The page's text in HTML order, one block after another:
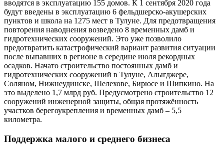
вводятся в эксплуатацию 155 домов. К 1 сентября 2020 года
будут введены в эксплуатацию 6 фельдшерско-акушерских
пунктов и школа на 1275 мест в Тулуне. Для предотвращения
повторения наводнения возведено 8 временных дамб и
гидротехнических сооружений. Это уже позволило
предотвратить катастрофический вариант развития ситуации
после выпавших в регионе в середине июля рекордных
осадков. Начато строительство постоянных дамб и
гидротехнических сооружений в Тулуне, Алыгджере,
Соляном, Нижнеудинске, Шелехове, Бирюсе и Шипкино. На
это выделено 1,7 млрд руб. Предусмотрено строительство 12
сооружений инженерной защиты, общая протяжённость
участков берегоукрепления и временных дамб – 5,5
километра.
Поддержка малого и среднего бизнеса